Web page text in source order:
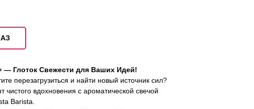
— Глоток Свежести для Ваших Идей!
перезагрузиться и найти новый источник сил?
чистого вдохновения с ароматической свечой
Barista.